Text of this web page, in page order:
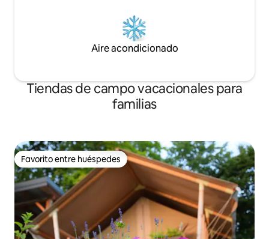
Aire acondicionado
Tiendas de campo vacacionales para
familias
Favorito entre huéspedes
Favorito entre huéspedes